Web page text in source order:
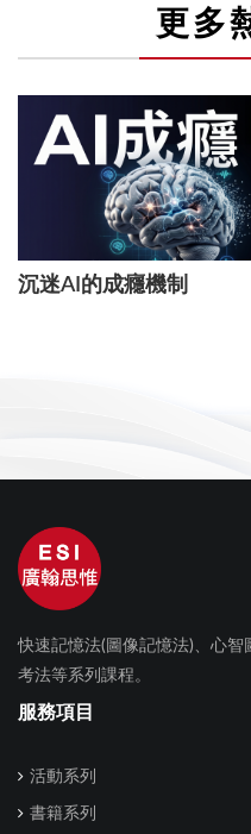
更多
沉迷AI的成癮機制
快速記憶法(圖像記憶法)、心
考法等系列課程。
服務項目
活動系列
書籍系列